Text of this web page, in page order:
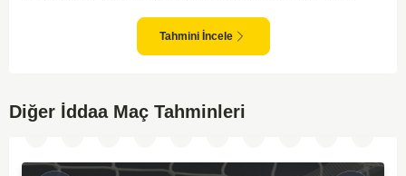
anlar yakalayabilmektedir. İki takım arasındaki tarihsel rekabet dikkate
alındığında, maçın dengede geçmesi olasıdır ve her iki tarafın da gol
şansı bulunmaktadır. Özellikle Jaro'nun savunma zaafları ve VPS'nin hızlı
Tahmini İncele
Diğer İddaa Maç Tahminleri